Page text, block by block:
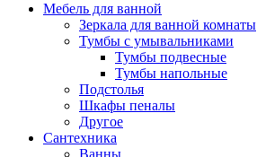
Мебель для ванной
Зеркала для ванной комнаты
Тумбы с умывальниками
Тумбы подвесные
Тумбы напольные
Подстолья
Шкафы пеналы
Другое
Сантехника
Ванны